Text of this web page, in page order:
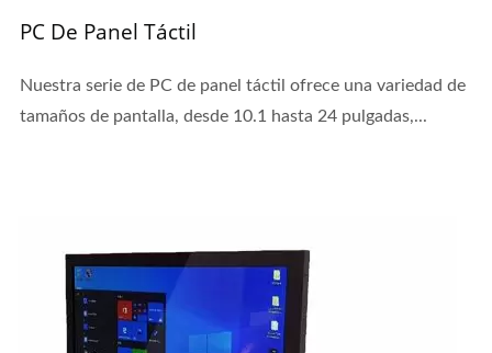
PC De Panel Táctil
Nuestra serie de PC de panel táctil ofrece una variedad de
tamaños de pantalla, desde 10.1 hasta 24 pulgadas,...